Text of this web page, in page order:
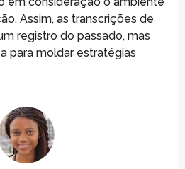
Assim, as transcrições de
registro do passado, mas
para moldar estratégias